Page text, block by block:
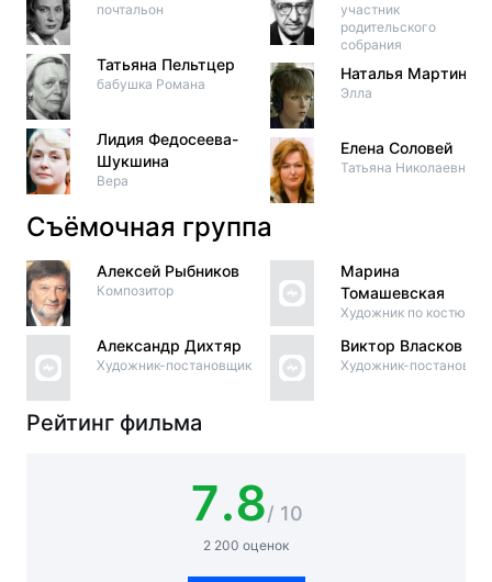
почтальон
Татьяна Пельтцер
бабушка Романа
Лидия Федосеева-
Шукшина
Вера
участник
родительского
собрания
Наталья Мартинсон
Элла
Елена Соловей
Татьяна Николаевна
Съёмочная группа
Алексей Рыбников
Композитор
Александр Дихтяр
Художник-постановщик
Марина
Томашевская
Художник по костюмам
Виктор Власков
Художник-
Рейтинг фильма
7.8/ 10
2 200 оценок